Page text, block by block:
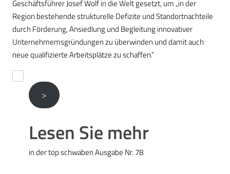
Geschäftsführer Josef Wolf in die Welt gesetzt, um „in der
Region bestehende strukturelle Defizite und Standortnachteile
durch Förderung, Ansiedlung und Begleitung innovativer
Unternehmemsgründungen zu überwinden und damit auch
neue qualifizierte Arbeitsplätze zu schaffen.“
>
Lesen Sie mehr
in der top schwaben Ausgabe Nr. 78